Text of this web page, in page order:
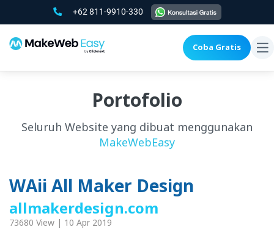
+62 811-9910-330
Coba Gratis
Portofolio
Seluruh Website yang dibuat menggunakan
MakeWebEasy
WAii All Maker Design
allmakerdesign.com
73680 View | 10 Apr 2019